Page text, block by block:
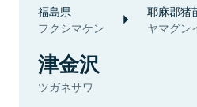
福島県
フクシマケン
耶麻郡猪
ヤマグン
津金沢
ツガネサワ